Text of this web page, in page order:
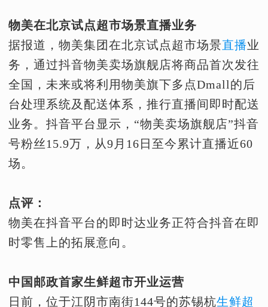
物美在北京试点超市场景直播业务
据报道，物美集团在北京试点超市场景直播业
务，通过抖音物美卖场旗舰店将商品首次发往
全国，未来或将利用物美旗下多点Dmall的后
台处理系统及配送体系，推行直播间即时配送
业务。抖音平台显示，“物美卖场旗舰店”抖音
号粉丝15.9万，从9月16日至今累计直播近60
场。
点评：
物美在抖音平台的即时达业务正符合抖音在即
时零售上的拓展意向。
中国邮政首家生鲜超市开业运营
日前，位于江阴市南街144号的苏锡杭生鲜超